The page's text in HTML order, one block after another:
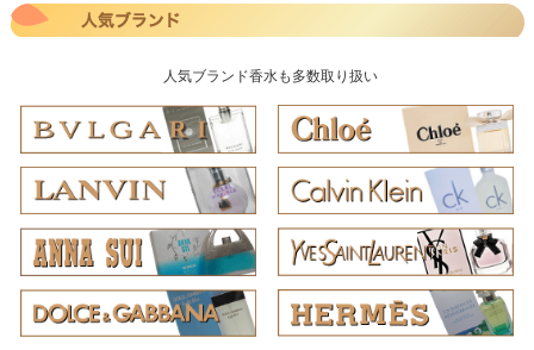
人気ブランド香水も多数取り扱い